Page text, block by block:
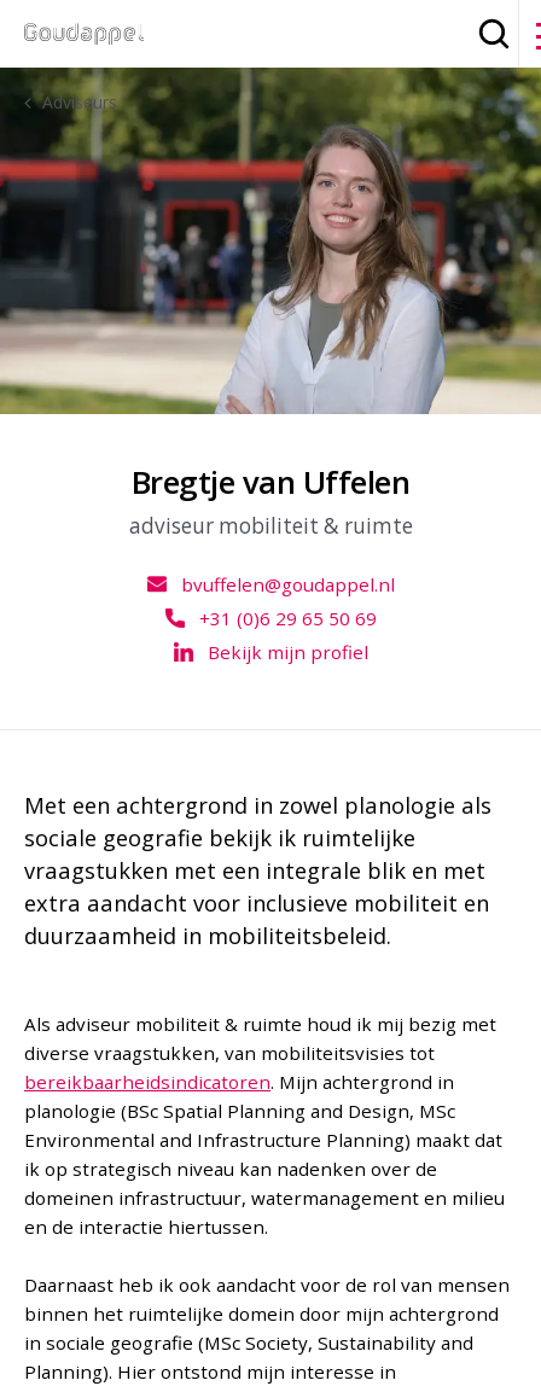
Adviseurs
Bregtje van Uffelen
adviseur mobiliteit & ruimte
bvuffelen@goudappel.nl
+31 (0)6 29 65 50 69
Bekijk mijn profiel
Met een achtergrond in zowel planologie als
sociale geografie bekijk ik ruimtelijke
vraagstukken met een integrale blik en met
extra aandacht voor inclusieve mobiliteit en
duurzaamheid in mobiliteitsbeleid.
Als adviseur mobiliteit & ruimte houd ik mij bezig met
diverse vraagstukken, van mobiliteitsvisies tot
bereikbaarheidsindicatoren. Mijn achtergrond in
planologie (BSc Spatial Planning and Design, MSc
Environmental and Infrastructure Planning) maakt dat
ik op strategisch niveau kan nadenken over de
domeinen infrastructuur, watermanagement en milieu
en de interactie hiertussen.
Daarnaast heb ik ook aandacht voor de rol van mensen
binnen het ruimtelijke domein door mijn achtergrond
in sociale geografie (MSc Society, Sustainability and
Planning). Hier ontstond mijn interesse in